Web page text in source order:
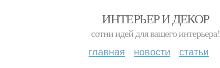
ИНТЕРЬЕР И ДЕКОР
сотни идей для вашего интерьера!
главная новости статьи